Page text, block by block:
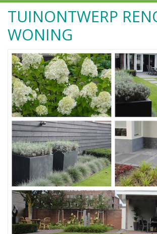
TUINONTWERP
WONING